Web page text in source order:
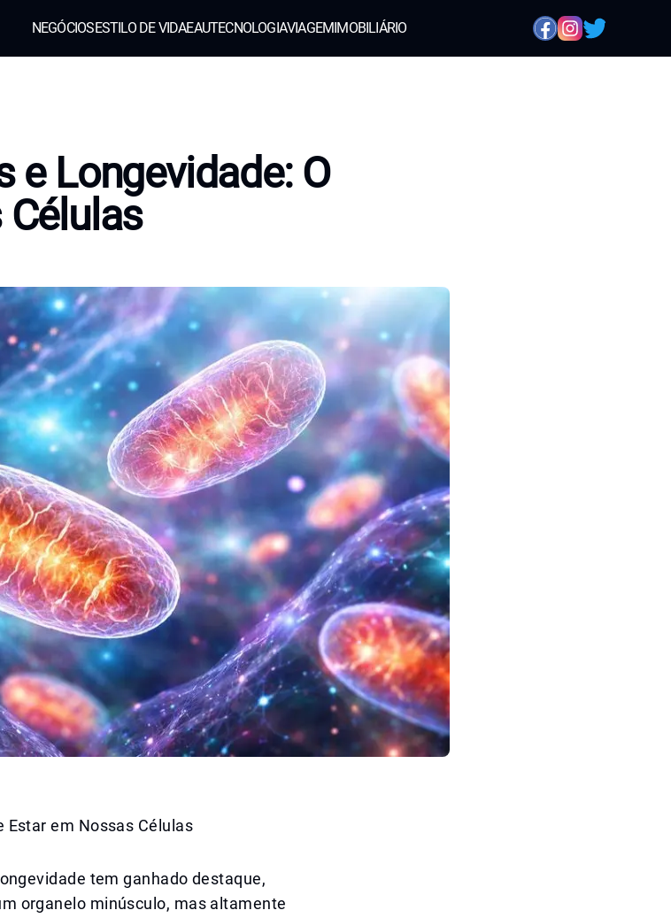
NEGÓCIOSESTILO DE VIDAEAUTECNOLOGIAVIAGEMIMOBILIÁRIO
e Longevidade: O
Células
Estar em Nossas Células
tem ganhado destaque,
organelo minúsculo, mas altamente